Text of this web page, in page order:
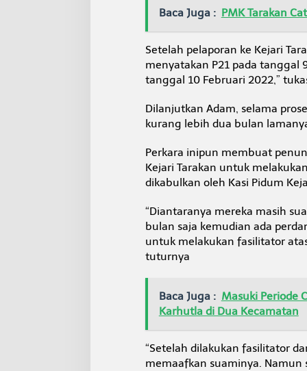
Baca Juga : PMK Tarakan
Setelah pelaporan ke Kejari
menyatakan P21 pada tanggal
tanggal 10 Februari 2022,”
Dilanjutkan Adam, selama
kurang lebih dua bulan
Perkara inipun membuat
Kejari Tarakan untuk
dikabulkan oleh Kasi Pidum
“Diantaranya mereka masih
bulan saja kemudian ada
untuk melakukan fasilitator
tuturnya
Baca Juga : Masuki Periode
Karhutla di Dua Kecamatan
“Setelah dilakukan fasilitator
memaafkan suaminya. Namun